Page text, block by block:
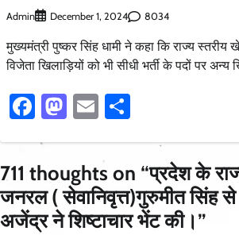
Admin December 1, 2024 8034
मुख्यमंत्री पुष्कर सिंह धामी ने कहा कि राज्य
विजेता खिलाड़ियों को भी सीधी भर्ती के पदों पर
Facebook
Mastodon
Email
711 thoughts on “प्रदेश के
जनरल ( सेवानिवृत्त)गुरुमीत सिंह से
अजेंद्र ने शिष्टाचार भेंट की।”